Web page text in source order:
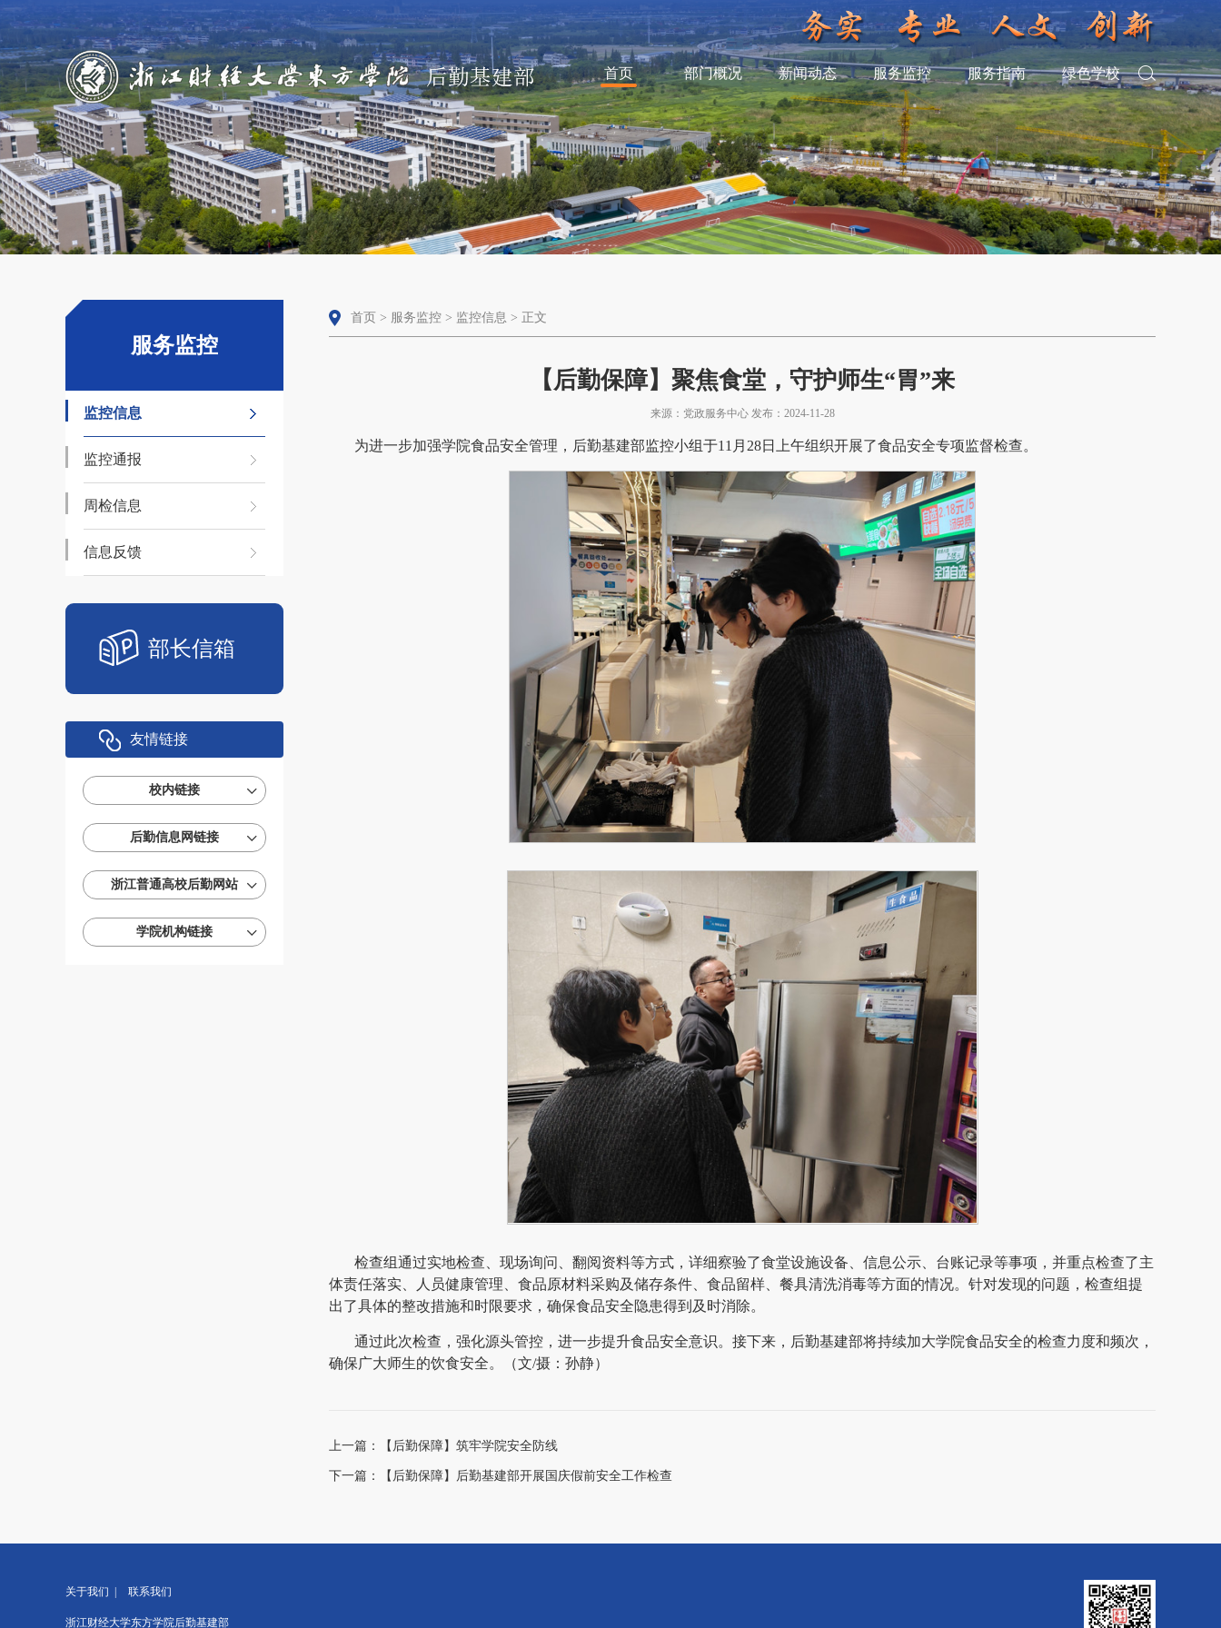
首页 部门概况 新闻动态 服务监控 服务指南 绿色学校
服务监控
监控信息
监控通报
周检信息
信息反馈
部长信箱
友情链接
校内链接
后勤信息网链接
浙江普通高校后勤网站
学院机构链接
首页 > 服务监控 > 监控信息 > 正文
【后勤保障】聚焦食堂，守护师生“胃”来
来源：党政服务中心 发布：2024-11-28
为进一步加强学院食品安全管理，后勤基建部监控小组于11月28日上午组织开展了食品安全专项监督检查。
检查组通过实地检查、现场询问、翻阅资料等方式，详细察验了食堂设施设备、信息公示、台账记录等事项，并重点检查了主
体责任落实、人员健康管理、食品原材料采购及储存条件、食品留样、餐具清洗消毒等方面的情况。针对发现的问题，检查组提
出了具体的整改措施和时限要求，确保食品安全隐患得到及时消除。
通过此次检查，强化源头管控，进一步提升食品安全意识。接下来，后勤基建部将持续加大学院食品安全的检查力度和频次，
确保广大师生的饮食安全。（文/摄：孙静）
上一篇： 【后勤保障】筑牢学院安全防线
下一篇： 【后勤保障】后勤基建部开展国庆假前安全工作检查
关于我们 | 联系我们
浙江财经大学东方学院后勤基建部